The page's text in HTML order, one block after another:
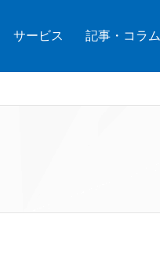
サービス 記事・コラム